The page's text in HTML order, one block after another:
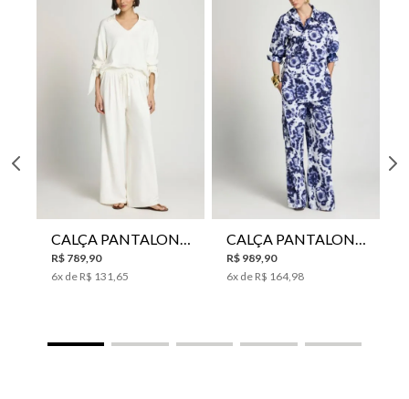
CALÇA PANTALONA LE LIS HORI FEMININA
R$ 789,90
6x de R$ 131,65
CALÇA PANTALONA LE LIS JESSICA FEMININA
R$ 989,90
6x de R$ 164,98